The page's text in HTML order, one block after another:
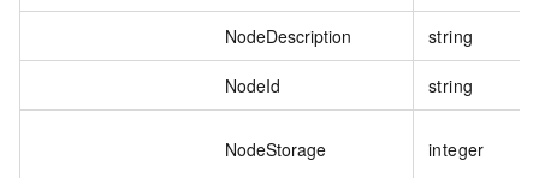
NodeDescription string
NodeId string
NodeStorage integer